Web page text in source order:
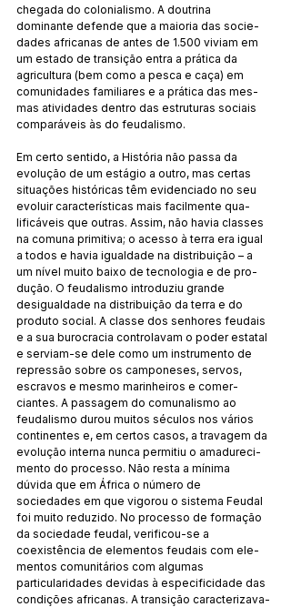
chegada do colonia­lismo. A doutrina
dominante defende que a maioria das soci­e­
dades africanas de antes de 1.500 viviam em
um es­tado de transição entra a prática da
agricultura (bem como a pesca e caça) em
comunidades familiares e a prática das mes­
mas ati­vidades dentro das estruturas sociais
comparáveis às do feu­dalismo.
Em certo sentido, a História não passa da
evolução de um estágio a outro, mas certas
situações históricas têm evi­denciado no seu
evoluir características mais facilmente qua­
lificáveis que outras. Assim, não havia classes
na comuna pri­mitiva; o acesso à terra era igual
a todos e havia igualdade na distribuição – a
um nível muito baixo de tecnologia e de pro­
dução. O feudalismo introduziu grande
desigualdade na dis­tribuição da terra e do
produto social. A classe dos senhores feudais
e a sua burocracia controlavam o poder estatal
e ser­viam-se dele como um instrumento de
repressão sobre os camponeses, servos,
escravos e mesmo marinheiros e comer­
ciantes. A passagem do comunalismo ao
feudalismo durou muitos séculos nos vários
continentes e, em certos casos, a travagem da
evolução interna nunca permitiu o amadureci­
mento do processo. Não resta a mínima
dúvida que em África o número de
sociedades em que vigorou o sistema Feudal
foi muito reduzido. No processo de formação
da sociedade feu­dal, verificou-se a
coexistência de elementos feudais com ele­
mentos comunitários com algumas
particularidades devidas à especificidade das
condições africanas. A transição caracte­rizava-